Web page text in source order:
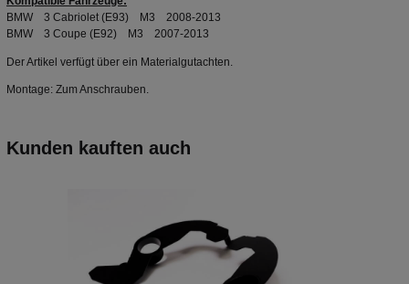
BMW 3 Cabriolet (E93) M3 2008-2013
BMW 3 Coupe (E92) M3 2007-2013
Der Artikel verfügt über ein Materialgutachten.
Montage: Zum Anschrauben.
Kunden kauften auch